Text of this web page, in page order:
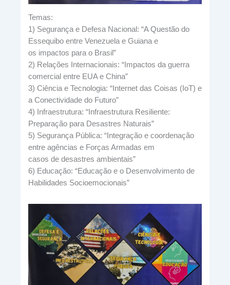
Temas:
1) Segurança e Defesa Nacional: “A Questão do
Essequibo entre Venezuela e Guiana e
os impactos para o Brasil”
2) Relações Internacionais: “Impactos da guerra
comercial entre EUA e China”
3) Ciência e Tecnologia: “Internet das Coisas (IoT) e
a Conectividade do Futuro”
4) Infraestrutura: “Infraestrutura Resiliente:
Preparação para Desastres Naturais”
5) Segurança Pública: “Integração e coordenação
entre agências e Forças Armadas em
casos de desastres ambientais”
6) Educação: “Educação e o Desenvolvimento de
Habilidades Socioemocionais”